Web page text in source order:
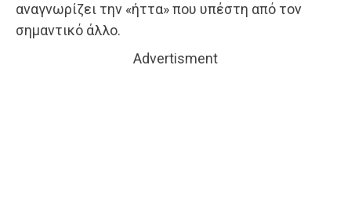
αναγνωρίζει την «ήττα» που υπέστη από τον
σημαντικό άλλο.
Advertisment